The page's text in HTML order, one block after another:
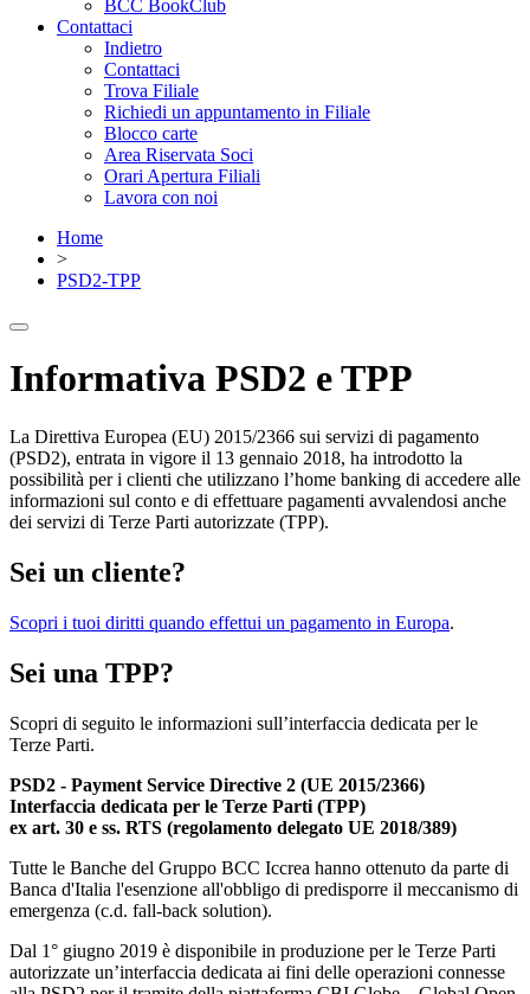
BCC BookClub
Contattaci
Indietro
Contattaci
Trova Filiale
Richiedi un appuntamento in Filiale
Blocco carte
Area Riservata Soci
Orari Apertura Filiali
Lavora con noi
Home
>
PSD2-TPP
Informativa PSD2 e TPP
La Direttiva Europea (EU) 2015/2366 sui servizi di pagamento
(PSD2), entrata in vigore il 13 gennaio 2018, ha introdotto la
possibilità per i clienti che utilizzano l’home banking di accedere alle
informazioni sul conto e di effettuare pagamenti avvalendosi anche
dei servizi di Terze Parti autorizzate (TPP).
Sei un cliente?
Scopri i tuoi diritti quando effettui un pagamento in Europa.
Sei una TPP?
Scopri di seguito le informazioni sull’interfaccia dedicata per le
Terze Parti.
PSD2 - Payment Service Directive 2 (UE 2015/2366)
Interfaccia dedicata per le Terze Parti (TPP)
ex art. 30 e ss. RTS (regolamento delegato UE 2018/389)
Tutte le Banche del Gruppo BCC Iccrea hanno ottenuto da parte di
Banca d'Italia l'esenzione all'obbligo di predisporre il meccanismo di
emergenza (c.d. fall-back solution).
Dal 1° giugno 2019 è disponibile in produzione per le Terze Parti
autorizzate un’interfaccia dedicata ai fini delle operazioni connesse